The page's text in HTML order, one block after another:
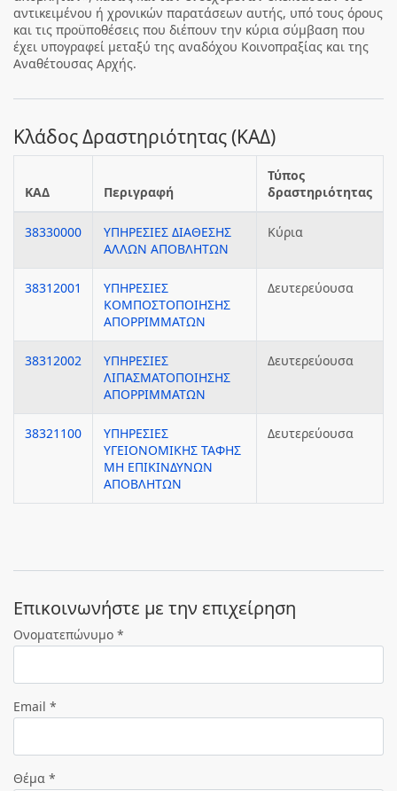
αντικειμένου ή χρονικών παρατάσεων αυτής, υπό τους όρους
και τις προϋποθέσεις που διέπουν την κύρια σύμβαση που
έχει υπογραφεί μεταξύ της αναδόχου Κοινοπραξίας και της
Αναθέτουσας Αρχής.
Κλάδος Δραστηριότητας (ΚΑΔ)
ΚΑΔ Περιγραφή
Τύπος
δραστηριότητας
38330000
ΥΠΗΡΕΣΙΕΣ ΔΙΑΘΕΣΗΣ
ΑΛΛΩΝ ΑΠΟΒΛΗΤΩΝ
Κύρια
38312001
ΥΠΗΡΕΣΙΕΣ
ΚΟΜΠΟΣΤΟΠΟΙΗΣΗΣ
ΑΠΟΡΡΙΜΜΑΤΩΝ
Δευτερεύουσα
38312002
ΥΠΗΡΕΣΙΕΣ
ΛΙΠΑΣΜΑΤΟΠΟΙΗΣΗΣ
ΑΠΟΡΡΙΜΜΑΤΩΝ
Δευτερεύουσα
38321100
ΥΠΗΡΕΣΙΕΣ
ΥΓΕΙΟΝΟΜΙΚΗΣ ΤΑΦΗΣ
ΜΗ ΕΠΙΚΙΝΔΥΝΩΝ
ΑΠΟΒΛΗΤΩΝ
Δευτερεύουσα
Eπικοινωνήστε με την επιχείρηση
Ονοματεπώνυμο *
Email *
Θέμα *